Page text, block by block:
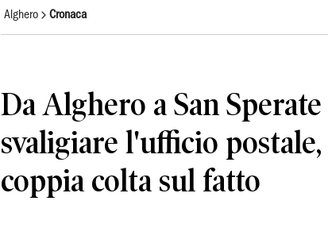
Alghero Cronaca
Da Alghero a San
svaligiare l'ufficio postale,
coppia colta sul fatto